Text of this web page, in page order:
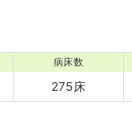
病床数
275床